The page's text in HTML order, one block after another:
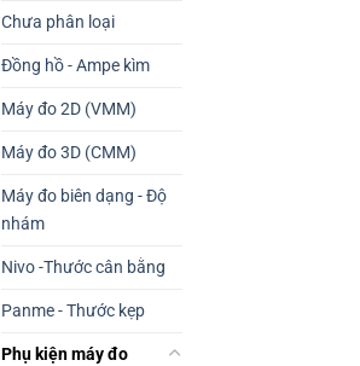
Chưa phân loại
Đồng hồ - Ampe kìm
Máy đo 2D (VMM)
Máy đo 3D (CMM)
Máy đo biên dạng - Độ
nhám
Nivo -Thước cân bằng
Panme - Thước kẹp
Phụ kiện máy đo